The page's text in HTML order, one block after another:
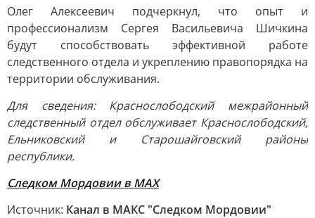
Олег Алексеевич подчеркнул, что опыт и
профессионализм Сергея Васильевича Шичкина
будут способствовать эффективной работе
следственного отдела и укреплению правопорядка на
территории обслуживания.
Для сведения: Краснослободский межрайонный
следственный отдел обслуживает Краснослободский,
Ельниковский и Старошайговский районы
республики.
Следком Мордовии в МАХ
Источник: Канал в МАКС "Следком Мордовии"